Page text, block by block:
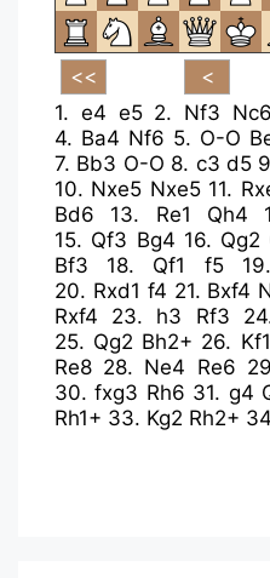
1. e4 e5 2. Nf3 Nc6
4. Ba4 Nf6 5. O-O
7. Bb3 O-O 8. c3 d5
10. Nxe5 Nxe5 11.
Bd6
13. Re1 Qh4
15. Qf3 Bg4 16. Qg2
Bf3
18. Qf1 f5
20. Rxd1 f4 21. Bxf4
Rxf4
23. h3 Rf3
25. Qg2 Bh2+ 26. Kf1
Re8 28. Ne4 Re6
30.fxg3 Rh6 31. g4
Rh1+ 33. Kg2 Rh2+